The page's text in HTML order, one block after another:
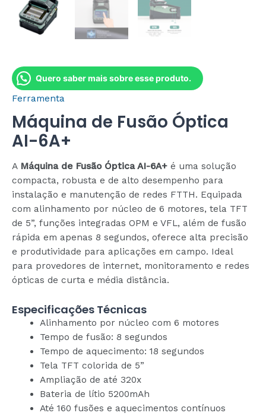
Quero saber mais sobre esse produto.
Ferramenta
Máquina de Fusão Óptica
AI-6A+
A Máquina de Fusão Óptica AI-6A+ é uma solução
compacta, robusta e de alto desempenho para
instalação e manutenção de redes FTTH. Equipada
com alinhamento por núcleo de 6 motores, tela TFT
de 5”, funções integradas OPM e VFL, além de fusão
rápida em apenas 8 segundos, oferece alta precisão
e produtividade para aplicações em campo. Ideal
para provedores de internet, monitoramento e redes
ópticas de curta e média distância.
Especificações Técnicas
Alinhamento por núcleo com 6 motores
Tempo de fusão: 8 segundos
Tempo de aquecimento: 18 segundos
Tela TFT colorida de 5”
Ampliação de até 320x
Bateria de lítio 5200mAh
Até 160 fusões e aquecimentos contínuos